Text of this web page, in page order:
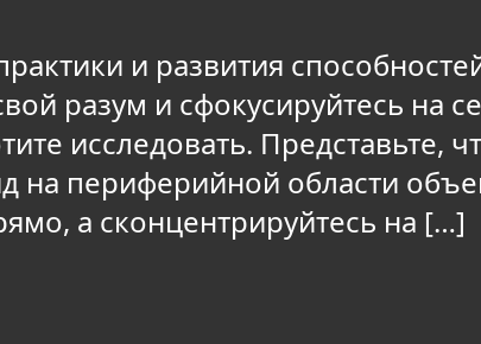
и развития
разум и сфокусируйтесь на
исследовать. Представьте,
на периферийной области
а сконцентрируйтесь на […]